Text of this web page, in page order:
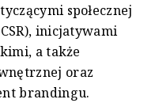
społecznej
inicjatywami
a także
oraz
brandingu.